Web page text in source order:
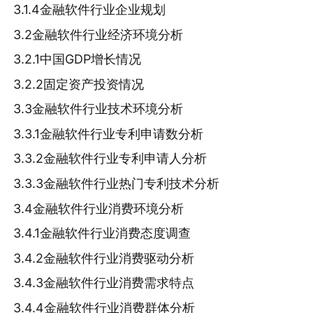
3.1.4金融软件行业企业规划
3.2金融软件行业经济环境分析
3.2.1中国GDP增长情况
3.2.2固定资产投资情况
3.3金融软件行业技术环境分析
3.3.1金融软件行业专利申请数分析
3.3.2金融软件行业专利申请人分析
3.3.3金融软件行业热门专利技术分析
3.4金融软件行业消费环境分析
3.4.1金融软件行业消费态度调查
3.4.2金融软件行业消费驱动分析
3.4.3金融软件行业消费需求特点
3.4.4金融软件行业消费群体分析